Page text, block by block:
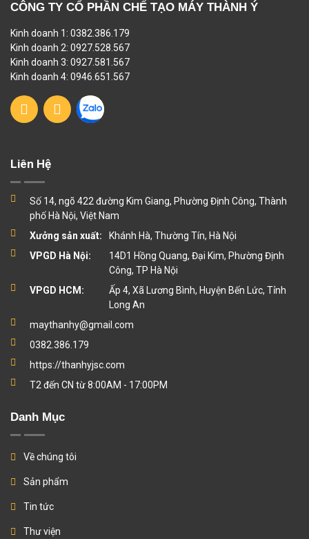
CÔNG TY CỔ PHẦN CHẾ TẠO MÁY THÀNH Ý
Kinh doanh 1: 0382.386.179
Kinh doanh 2: 0927.528.567
Kinh doanh 3: 0927.581.567
Kinh doanh 4: 0946.651.567
Liên Hệ
Số 14, ngõ 422 đường Kim Giang, Phường Định Công, Thành
phố Hà Nội, Việt Nam
Xưởng sản xuất:
Khánh Hà, Thường Tín, Hà Nội
VPGD Hà Nội:
14D1 Hồng Quang, Đại Kim, Phường Định
Công, TP Hà Nội
VPGD HCM:
Ấp 4, Xã Lương Bình, Huyện Bến Lức, Tỉnh
Long An
maythanhy@gmail.com
0382.386.179
https://thanhyjsc.com
T2 đến CN từ 8:00AM - 17:00PM
Danh Mục
Về chúng tôi
Sản phẩm
Tin tức
Thư viện